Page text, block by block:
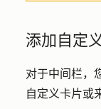
添加自定
对于中间栏，
自定义卡片或